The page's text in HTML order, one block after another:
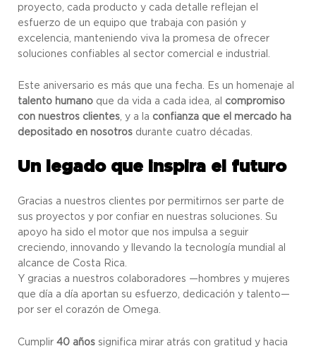
proyecto, cada producto y cada detalle reflejan el
esfuerzo de un equipo que trabaja con pasión y
excelencia, manteniendo viva la promesa de ofrecer
soluciones confiables al sector comercial e industrial.
Este aniversario es más que una fecha. Es un homenaje al
talento humano que da vida a cada idea, al compromiso
con nuestros clientes , y a la confianza que el mercado ha
depositado en nosotros durante cuatro décadas.
Un legado que inspira el futuro
Gracias a nuestros clientes por permitirnos ser parte de
sus proyectos y por confiar en nuestras soluciones. Su
apoyo ha sido el motor que nos impulsa a seguir
creciendo, innovando y llevando la tecnología mundial al
alcance de Costa Rica.
Y gracias a nuestros colaboradores —hombres y mujeres
que día a día aportan su esfuerzo, dedicación y talento—
por ser el corazón de Omega.
Cumplir 40 años significa mirar atrás con gratitud y hacia